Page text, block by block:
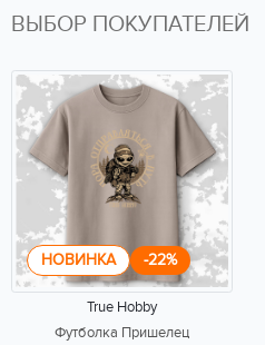
ВЫБОР ПОКУПАТЕЛЕЙ
НОВИНКА -22%
True Hobby
Футболка Пришелец